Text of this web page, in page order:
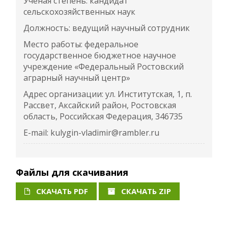
сельскохозяйственных наук
Должность: ведущий научный сотрудник
Место работы: федеральное
государственное бюджетное научное
учреждение «Федеральный Ростовский
аграрный научный центр»
Адрес организации: ул. Институтская, 1, п.
Рассвет, Аксайский район, Ростовская
область, Российская Федерация, 346735
E-mail: kulygin-vladimir@rambler.ru
Файлы для скачивания
СКАЧАТЬ PDF СКАЧАТЬ ZIP